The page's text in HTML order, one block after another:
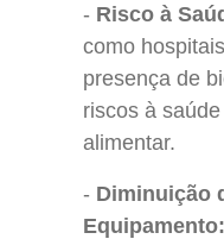
Risco à
como
presença de
riscos à
alimentar.
Diminuição
Equipamento: